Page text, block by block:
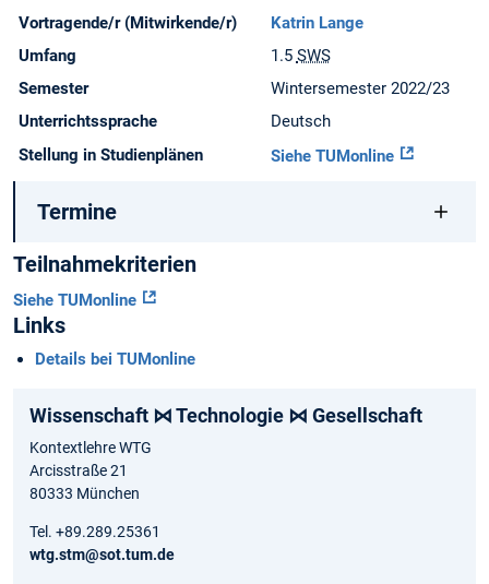
Vortragende/r (Mitwirkende/r)
Katrin Lange
Umfang
1.5 SWS
Semester
Wintersemester 2022/23
Unterrichtssprache
Deutsch
Stellung in Studienplänen
Siehe TUMonline
Termine
Teilnahmekriterien
Siehe TUMonline
Links
Details bei TUMonline
Wissenschaft ⋈ Technologie ⋈ Gesellschaft
Kontextlehre WTG
Arcisstraße 21
80333 München
Tel. +89.289.25361
wtg.stm@sot.tum.de